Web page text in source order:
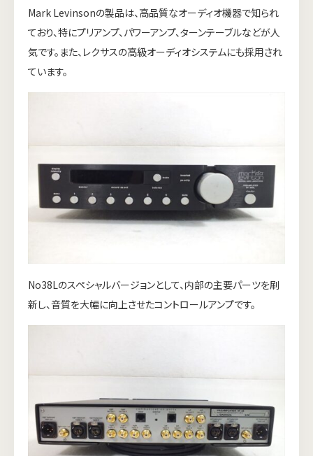
Mark Levinsonの製品は、高品質なオーディオ機器で知られ
ており、特にプリアンプ、パワーアンプ、ターンテーブルなどが人
気です。また、レクサスの高級オーディオシステムにも採用され
ています。
No38Lのスペシャルバージョンとして、内部の主要パーツを刷
新し、音質を大幅に向上させたコントロールアンプです。